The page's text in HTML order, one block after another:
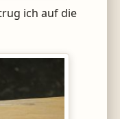
ich auf die